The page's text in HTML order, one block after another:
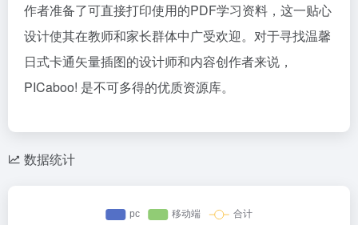
作者准备了可直接打印使用的PDF学习资料，这一贴心
设计使其在教师和家长群体中广受欢迎。对于寻找温馨
日式卡通矢量插图的设计师和内容创作者来说，
PICaboo! 是不可多得的优质资源库。
数据统计